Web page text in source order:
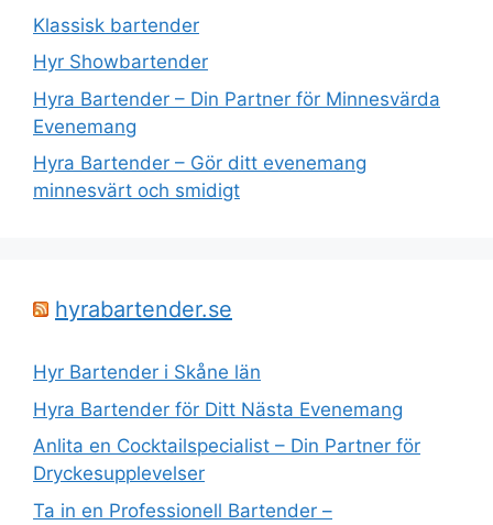
Klassisk bartender
Hyr Showbartender
Hyra Bartender – Din Partner för Minnesvärda
Evenemang
Hyra Bartender – Gör ditt evenemang
minnesvärt och smidigt
hyrabartender.se
Hyr Bartender i Skåne län
Hyra Bartender för Ditt Nästa Evenemang
Anlita en Cocktailspecialist – Din Partner för
Dryckesupplevelser
Ta in en Professionell Bartender –